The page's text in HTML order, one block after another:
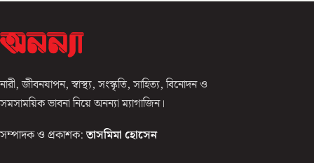
নারী, জীবনযাপন, স্বাস্থ্য, সংস্কৃতি, সাহিত্য, বিনোদন ও
সমসাময়িক ভাবনা নিয়ে অনন্যা ম্যাগাজিন।
সম্পাদক ও প্রকাশক: তাসমিমা হোসেন